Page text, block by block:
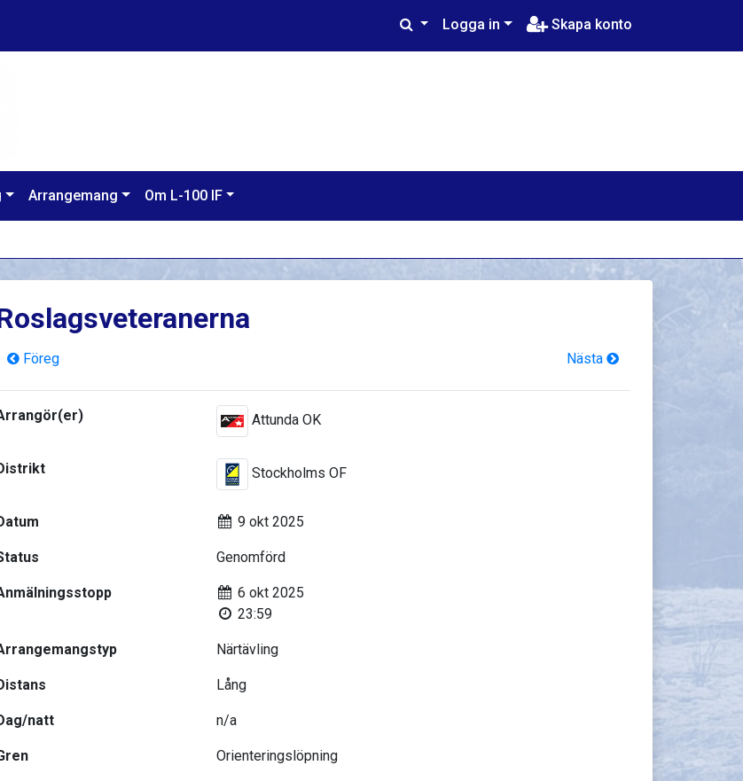
Logga in Skapa konto
Arrangemang Om L-100 IF
Föreg Nästa
Attunda OK
Stockholms OF
9 okt 2025
Genomförd
6 okt 2025
23:59
Närtävling
Lång
natt n/a
Orienteringslöpning